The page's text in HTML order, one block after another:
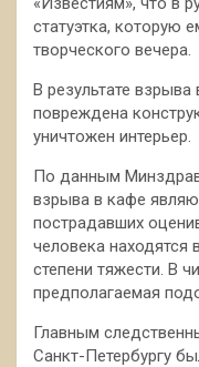
статуэтка, которую
творческого вечера.
В результате
повреждена
уничтожен интерьер.
По данным
взрыва в кафе
пострадавших
человека находятся
степени тяжести. В
предполагаемая
Главным
Санкт-Петербургу